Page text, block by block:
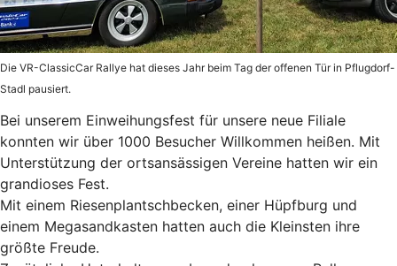
Die VR-ClassicCar Rallye hat dieses Jahr beim Tag der offenen Tür in Pflugdorf-
Stadl pausiert.
Bei unserem Einweihungsfest für unsere neue Filiale
konnten wir über 1000 Besucher Willkommen heißen. Mit
Unterstützung der ortsansässigen Vereine hatten wir ein
grandioses Fest.
Mit einem Riesenplantschbecken, einer Hüpfburg und
einem Megasandkasten hatten auch die Kleinsten ihre
größte Freude.